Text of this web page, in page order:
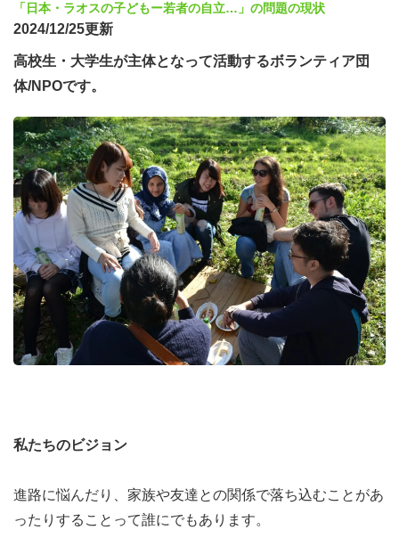
※横出し連携： 「アンケート調査」を選んだメンバー
働作業を開始。
第3回：リサーチ・サイクル①（計画の実行）
【ワーク】第1回フォームの報告会。「やってみてどうだ
ったか」「どんな壁（トゲ）にぶつかったか」を共有。必
要に応じてリサーチデザインを修正。
第4回：リサーチ・サイクル②（分析と意味づけ）
【ワーク】第2回フォームの報告会。集まってきた情報や
データを「どう解釈するか」を議論。
第5回：リサーチ・サイクル③（プロトタイピング）
【ワーク】リサーチ結果をもとに「自分たちなりのスマホ
【ワーク】完成したアウトプット（プレゼン、企画書、キ
ャンバス等）の発表。全員からのフィードバック。
「日本・ラオスの子どもー若者の自立…」の問題の現状
2024/12/25更新
高校生・大学生が主体となって活動するボランティア団
体/NPOです。
私たちのビジョン
進路に悩んだり、家族や友達との関係で落ち込むことがあ
ったりすることって誰にでもあります。